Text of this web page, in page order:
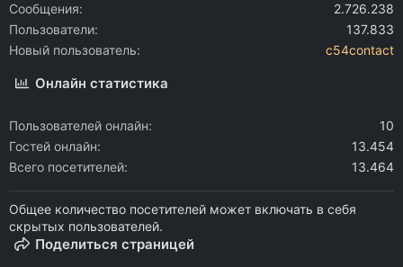
Сообщения
2.726.238
Пользователи
137.833
Новый пользователь
c54contact
Онлайн статистика
Пользователей онлайн
10
Гостей онлайн
13.454
Всего посетителей
13.464
Общее количество посетителей может включать в себя
скрытых пользователей.
Поделиться страницей